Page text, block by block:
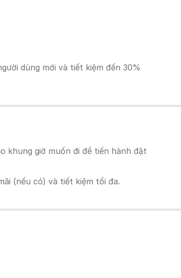
dùng mới và tiết kiệm đến 30%
khung giờ muốn đi để tiến hành đặt
(nếu có) và tiết kiệm tối đa.